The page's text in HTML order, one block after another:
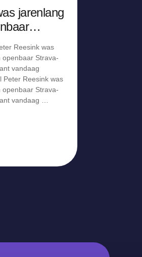
jarenlang
Reesink was
openbaar Strava-
vandaag
Reesink was
openbaar Strava-
vandaag …